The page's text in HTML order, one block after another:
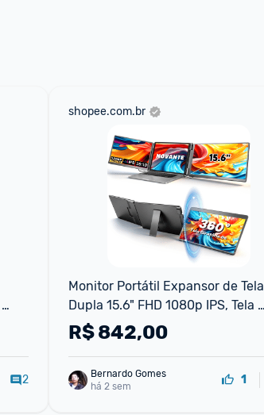
2
shopee.com.br
Monitor Portátil Expansor de Tela
Dupla 15.6" FHD 1080p IPS, Tela
Rotativa 360° para Notebook
R$842,00
Bernardo Gomes
há 2 sem
1